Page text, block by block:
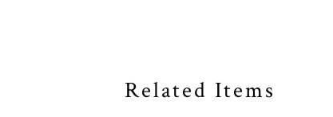
Related Items